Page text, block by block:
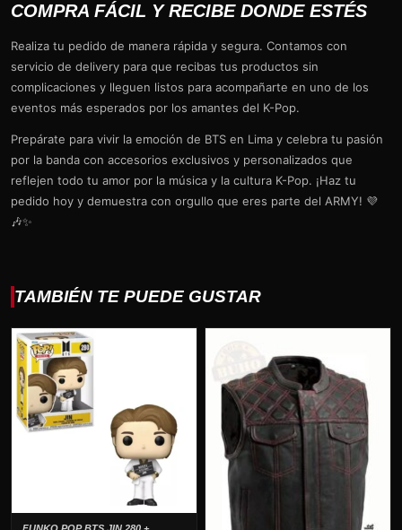
COMPRA FÁCIL Y RECIBE DONDE ESTÉS
Realiza tu pedido de manera rápida y segura. Contamos con
servicio de delivery para que recibas tus productos sin
complicaciones y lleguen listos para acompañarte en uno de los
eventos más esperados por los amantes del K-Pop.
Prepárate para vivir la emoción de BTS en Lima y celebra tu pasión
por la banda con accesorios exclusivos y personalizados que
reflejen todo tu amor por la música y la cultura K-Pop. ¡Haz tu
pedido hoy y demuestra con orgullo que eres parte del ARMY! 💜
🎶✨
TAMBIÉN TE PUEDE GUSTAR